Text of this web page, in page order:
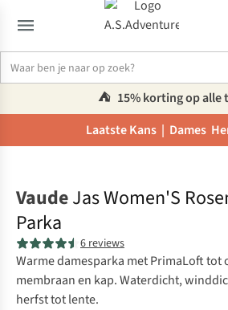
⛺️ 15% korting op alle
Laatste Kans | Dames
VaudeJas Women'S
Parka
6 reviews
Warme damesparka met PrimaLoft tot
membraan en kap. Waterdicht,
herfst tot lente.